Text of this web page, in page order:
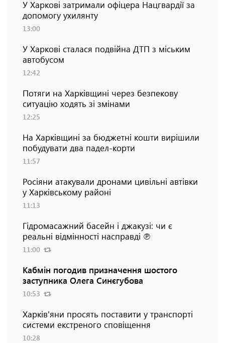
У Харкові затримали офіцера Нацгвардії за
допомогу ухилянту
13:00
У Харкові сталася подвійна ДТП з міським
автобусом
12:42
Потяги на Харківщині через безпекову
ситуацію ходять зі змінами
12:25
На Харківщині за бюджетні кошти вирішили
побудувати два падел-корти
11:57
Росіяни атакували дронами цивільні автівки
у Харківському районі
11:13
Гідромасажний басейн і джакузі: чи є
реальні відмінності насправді ℗
11:00
Кабмін погодив призначення шостого
заступника Олега Синєгубова
10:53
Харків'яни просять поставити у транспорті
системи екстреного сповіщення
10:28